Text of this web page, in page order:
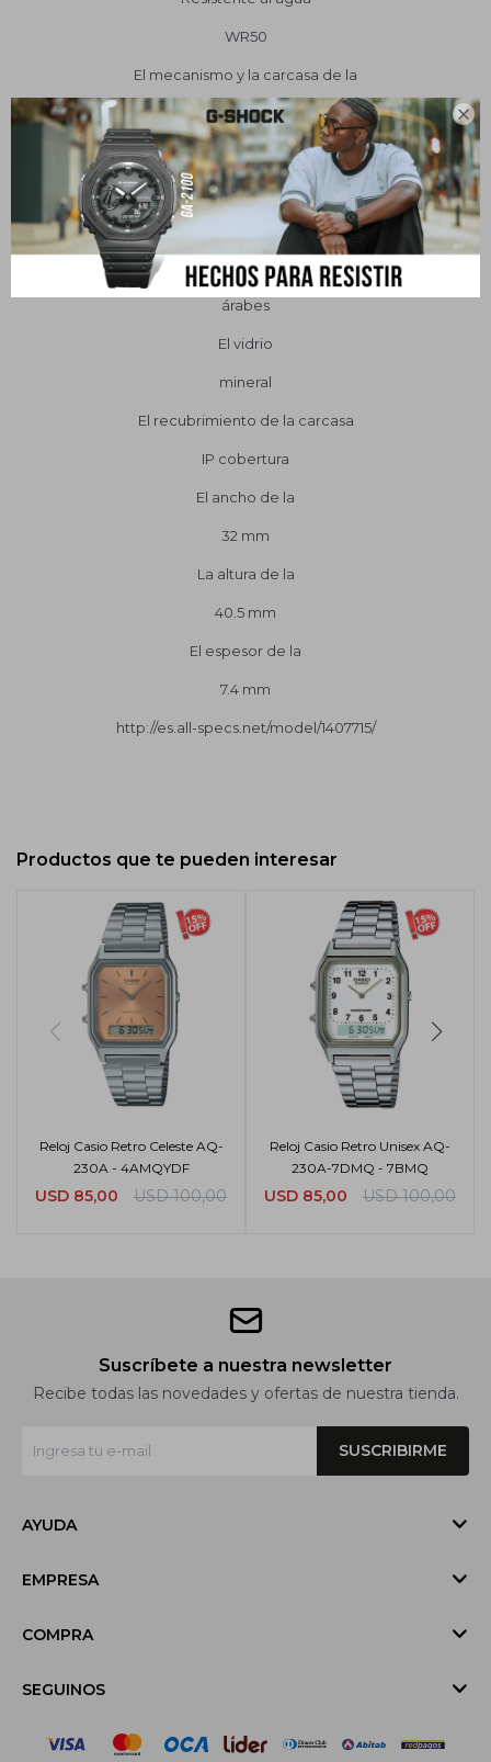

WR50
El mecanismo y la carcasa de la
Tipo de mecanismo de
cuarzo
Material de la caja
ac. inox. acero
Las cifras
árabes
El vidrio
mineral
El recubrimiento de la carcasa
IP cobertura
El ancho de la
32 mm
La altura de la
40.5 mm
El espesor de la
7.4 mm
http://es.all-specs.net/model/1407715/
Productos que te pueden interesar
Reloj Casio Retro Celeste AQ-
230A - 4AMQYDF
USD 85,00 USD 100,00
Reloj Casio Retro Unisex AQ-
230A-7DMQ - 7BMQ
USD 85,00 USD 100,00
Suscríbete a nuestra newsletter
Recibe todas las novedades y ofertas de nuestra tienda.
SUSCRIBIRME
AYUDA
EMPRESA
COMPRA
SEGUINOS